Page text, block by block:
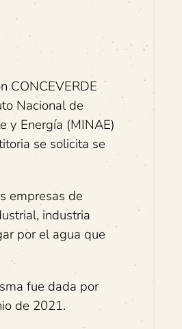
CONCEVERDE
Nacional de
y Energía (MINAE)
se solicita se
empresas de
industria
por el agua que
fue dada por
de 2021.